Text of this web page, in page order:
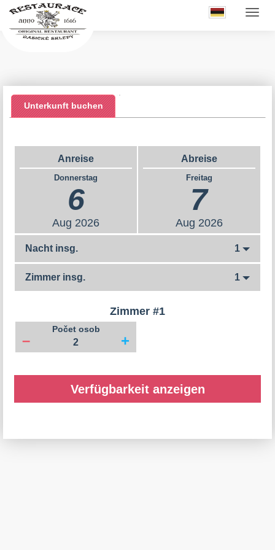
Unterkunft buchen
Anreise
Donnerstag
6
Aug 2026
Abreise
Freitag
7
Aug 2026
Nacht insg. 1
Zimmer insg. 1
Zimmer #1
Počet osob
– +